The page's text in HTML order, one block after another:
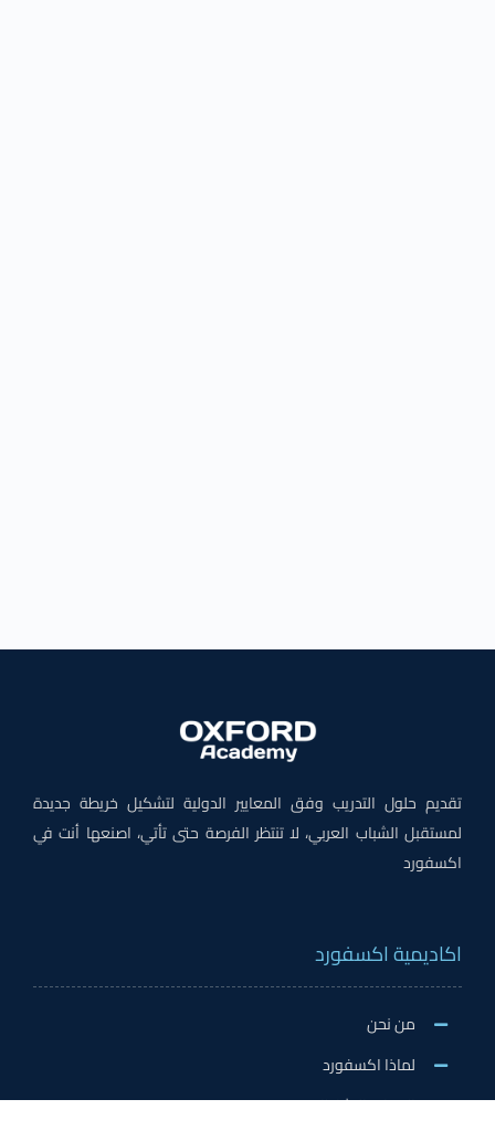
تقديم حلول التدريب وفق المعايير الدولية لتشكيل خريطة جديدة
لمستقبل الشباب العربي، لا تنتظر الفرصة حتى تأتي، اصنعها أنت في
اكسفورد
اكاديمية اكسفورد
من نحن
لماذا اكسفورد
الاخبار والنشاطات